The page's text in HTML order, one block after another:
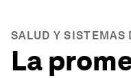
SALUD Y SISTEMAS
La